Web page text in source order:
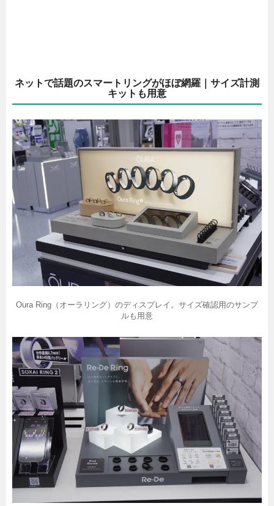
ネットで話題のスマートリングがほぼ網羅｜サイズ計測
キットも用意
Oura Ring（オーラリング）のディスプレイ。サイズ確認用のサンプ
ルも用意